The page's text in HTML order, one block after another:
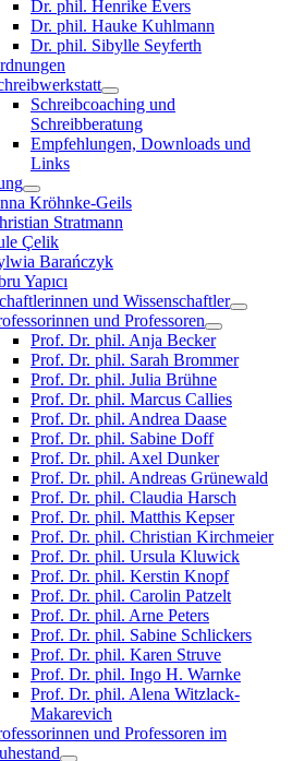
Dr. phil. Henrike Evers
Dr. phil. Hauke Kuhlmann
Dr. phil. Sibylle Seyferth
Schreibcoaching und
Schreibberatung
Empfehlungen, Downloads und
Links
Kröhnke-Geils
Stratmann
Çelik
Barańczyk
Yapıcı
und Wissenschaftler
und Professoren
Prof. Dr. phil. Anja Becker
Prof. Dr. phil. Sarah Brommer
Prof. Dr. phil. Julia Brühne
Prof. Dr. phil. Marcus Callies
Prof. Dr. phil. Andrea Daase
Prof. Dr. phil. Sabine Doff
Prof. Dr. phil. Axel Dunker
Prof. Dr. phil. Andreas Grünewald
Prof. Dr. phil. Claudia Harsch
Prof. Dr. phil. Matthis Kepser
Prof. Dr. phil. Christian Kirchmeier
Prof. Dr. phil. Ursula Kluwick
Prof. Dr. phil. Kerstin Knopf
Prof. Dr. phil. Carolin Patzelt
Prof. Dr. phil. Arne Peters
Prof. Dr. phil. Sabine Schlickers
Prof. Dr. phil. Karen Struve
Prof. Dr. phil. Ingo H. Warnke
Prof. Dr. phil. Alena Witzlack-
Makarevich
und Professoren im